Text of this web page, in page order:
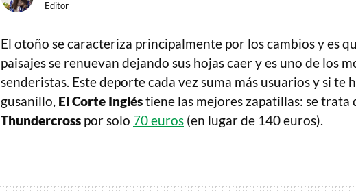
Editor
El otoño se caracteriza principalmente por los cambios y es
paisajes se renuevan dejando sus hojas caer y es uno de los
senderistas. Este deporte cada vez suma más usuarios y si te
gusanillo, El Corte Ingléstiene las mejores zapatillas: se trata
Thundercross por solo 70 euros (en lugar de 140 euros).